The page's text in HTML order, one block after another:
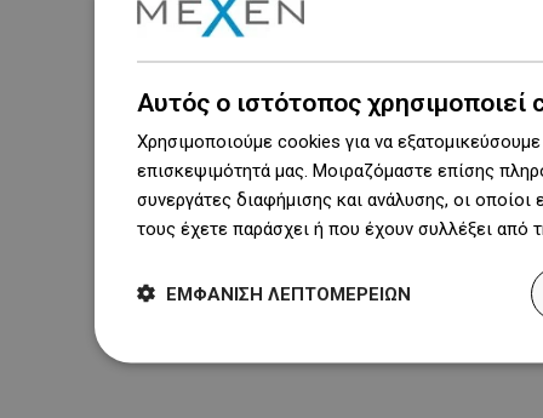
Αυτός ο ιστότοπος χρησιμοποιεί
Χρησιμοποιούμε cookies για να
επισκεψιμότητά μας. Μοιραζόμαστε επίσης
συνεργάτες διαφήμισης και ανάλυσης, οι
τους έχετε παράσχει ή που έχουν συλλέξει
ΕΜΦΆΝΙΣΗ ΛΕΠΤΟΜΕΡΕΙΏΝ